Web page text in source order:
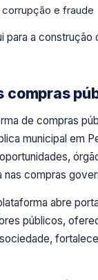
e fraude
a
compras
de compras
municipal em
compras
abre
públicos,